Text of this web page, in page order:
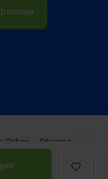
Policy Sitemap